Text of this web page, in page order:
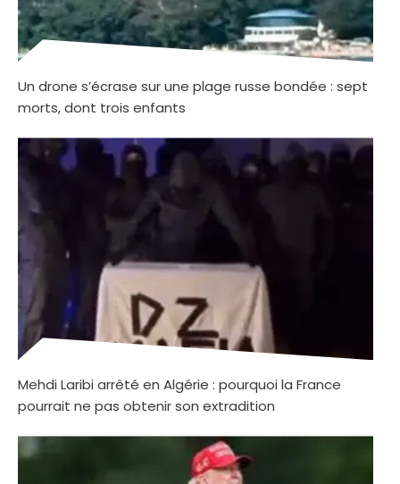
Un drone s’écrase sur une plage russe bondée : sept
morts, dont trois enfants
Mehdi Laribi arrêté en Algérie : pourquoi la France
pourrait ne pas obtenir son extradition